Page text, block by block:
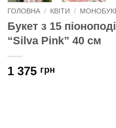
ГОЛОВНА / КВІТИ /
Букет з 15
“Silva Pink” 40 см
1 375 грн